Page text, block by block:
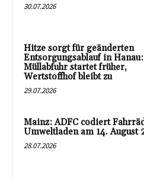
30.07.2026
Hitze sorgt für geänderten
Entsorgungsablauf in Hanau:
Müllabfuhr startet früher,
Wertstoffhof bleibt zu
29.07.2026
Mainz: ADFC codiert
Umweltladen am 14. August
28.07.2026